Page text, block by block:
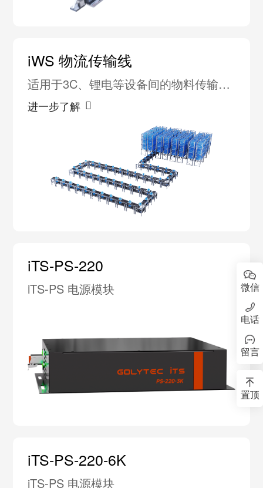
微信
电话
留言
置顶
iWS 物流传输线
适用于3C、锂电等设备间的物料传输，
替代传统同步带、倍速链及电辊筒
进一步了解
iTS-PS-220
iTS-PS 电源模块
iTS-PS-220-6K
iTS-PS 电源模块